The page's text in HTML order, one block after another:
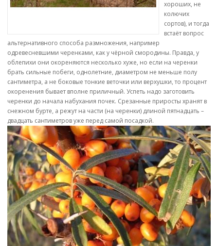
хороших, не
колючих
сортов), и тогда
встаёт вопрос
альтернативного способа размножения, например
одревесневшими черенками, как у чёрной смородины. Правда, у
облепихи они окореняются несколько хуже, но если на черенки
брать сильные побеги, однолетние, диаметром не меньше полу
сантиметра, а не боковые тонкие веточки или верхушки, то процент
окоренения бывает вполне приличный. Успеть надо заготовить
черенки до начала набухания почек. Срезанные приросты хранят в
снежном бурте, а режут на части (на черенки) длиной пятнадцать –
двадцать сантиметров уже перед самой посадкой.